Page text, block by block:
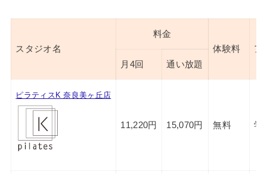
スタジオ名
料金
体験料
ア
月4回
通い放題
ピラティスK 奈良美ヶ丘店
11,220円 15,070円 無料 学